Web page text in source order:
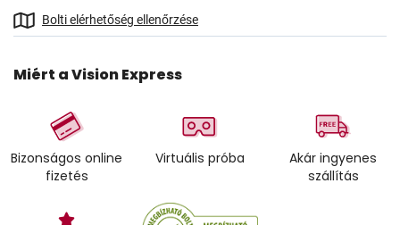
Bolti elérhetőség ellenőrzése
Miért a Vision Express
Bizonságos online
fizetés
Virtuális próba
Akár ingyenes
szállítás